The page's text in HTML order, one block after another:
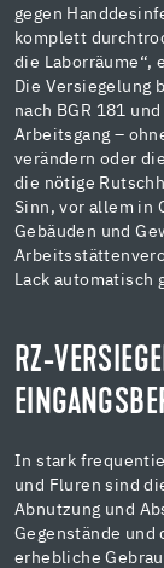
gegen
komplett
die Laborräume“,
Die Versiegelung
nach BGR 181
Arbeitsgang –
verändern oder
die nötige
Sinn, vor allem in
Gebäuden und
Lack
RZ-
In stark
und Fluren sind
Abnutzung und
Gegenstände und
erhebliche